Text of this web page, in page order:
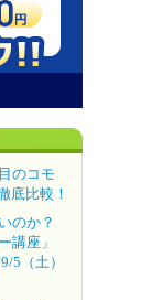
のコモ
底比較！
のか？
講座」
5（土）